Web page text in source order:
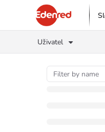
Documentation
Fetch the complete
Use this file to discover all
Uživatel